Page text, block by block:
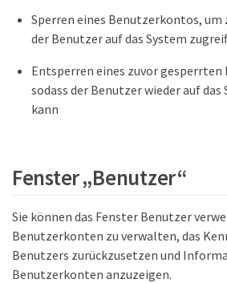
Sperren eines Benutzerkontos, um
der Benutzer auf das System
Entsperren eines zuvor
sodass der Benutzer wieder auf
kann
Fenster „Benutzer“
Sie können das Fenster Benutzer
Benutzerkonten zu verwalten, das
Benutzers zurückzusetzen und
Benutzerkonten anzuzeigen.